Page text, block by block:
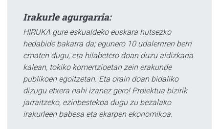
Irakurle agurgarria:
HIRUKA gure eskualdeko euskara hutsezko
hedabide bakarra da; egunero 10 udalerriren berri
ematen dugu, eta hilabetero doan duzu aldizkaria
kalean, tokiko komertzioetan zein erakunde
publikoen egoitzetan. Eta orain doan bidaliko
dizugu etxera nahi izanez gero! Proiektua bizirik
jarraitzeko, ezinbestekoa dugu zu bezalako
irakurleen babesa eta ekarpen ekonomikoa.